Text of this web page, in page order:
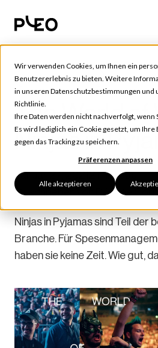
Wir verwenden Cookies, um Ihnen ein
Benutzererlebnis zu bieten. Weitere
in unseren Datenschutzbestimmungen und
Richtlinie.
Ihre Daten werden nicht nachverfolgt, wenn
Es wird lediglich ein Cookie gesetzt, um Ihre
gegen das Tracking zu speichern.
Präferenzen anpassen
Alle akzeptieren
Customer Stories
The World of
Ninjas in
Januar 27, 20212 min read
Geschrieben vonDésirée
Ninjas in Pyjamas sind Teil
Branche. Für
haben sie keine Zeit. Wie gut,